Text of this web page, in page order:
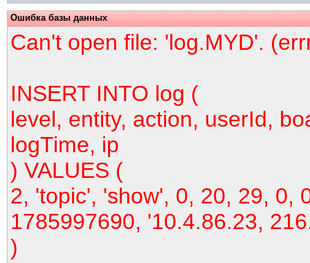
Ошибка базы данных
Can't open file: 'log.MYD'.
INSERT INTO log (
level, entity, action, userId,
logTime, ip
) VALUES (
2, 'topic', 'show', 0, 20, 29, 0,
1785997690, '10.4.86.23,
)